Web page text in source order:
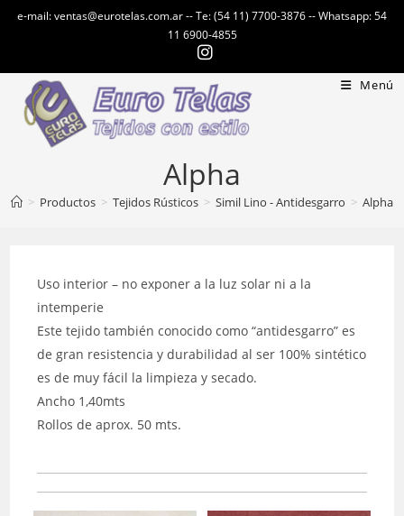
e-mail: ventas@eurotelas.com.ar -- Te: (54 11) 7700-3876 -- Whatsapp: 54
11 6900-4855
Menú
Alpha
> Productos > Tejidos Rústicos > Simil Lino - Antidesgarro > Alpha
Uso interior – no exponer a la luz solar ni a la
intemperie
Este tejido también conocido como “antidesgarro” es
de gran resistencia y durabilidad al ser 100% sintético
es de muy fácil la limpieza y secado.
Ancho 1,40mts
Rollos de aprox. 50 mts.